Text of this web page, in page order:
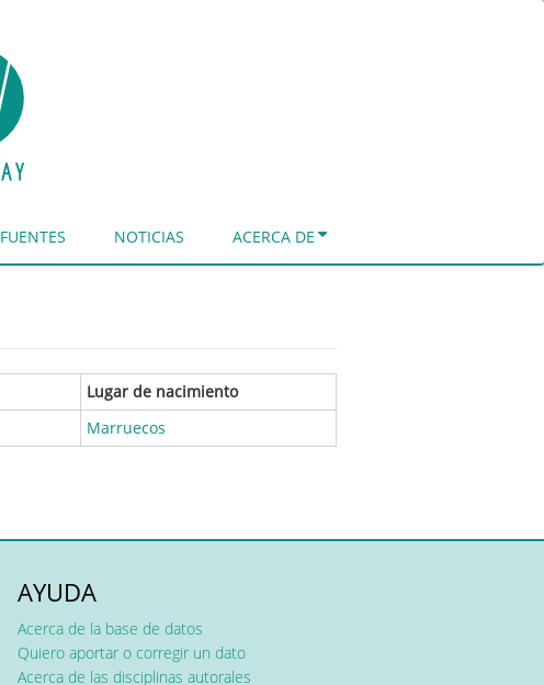
FUENTES NOTICIAS ACERCA DE
Lugar de nacimiento
Marruecos
AYUDA
Acerca de la base de datos
Quiero aportar o corregir un dato
Acerca de las disciplinas autorales